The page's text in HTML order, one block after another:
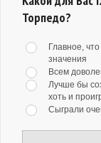
Торпедо?
Главное,
значения
Всем
Лучше бы
хоть и
Сыграли